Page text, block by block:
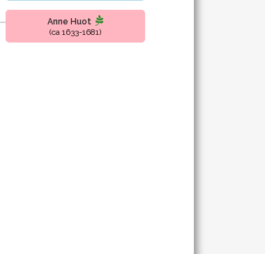
Anne Huot
(ca 1633-1681)